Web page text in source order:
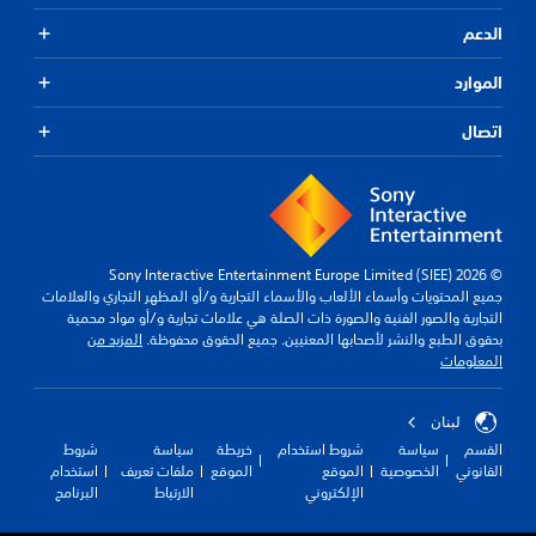
الدعم
الموارد
اتصال
© 2026 Sony Interactive Entertainment Europe Limited (SIEE)
جميع المحتويات وأسماء الألعاب والأسماء التجارية و/أو المظهر التجاري والعلامات
التجارية والصور الفنية والصورة ذات الصلة هي علامات تجارية و/أو مواد محمية
بحقوق الطبع والنشر لأصحابها المعنيين. جميع الحقوق محفوظة. المزيد من
المعلومات
لبنان
القسم
القانوني
سياسة
الخصوصية
شروط استخدام
الموقع
الإلكتروني
خريطة
الموقع
سياسة
ملفات تعريف
الارتباط
شروط
استخدام
البرنامج